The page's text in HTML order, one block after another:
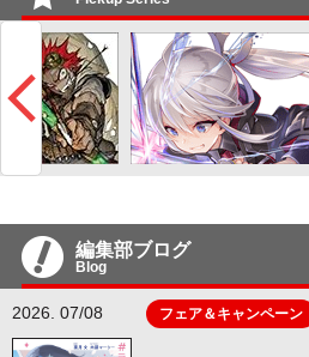
編集部ブログ
Blog
2026. 07/08 フェア＆キャンペーン